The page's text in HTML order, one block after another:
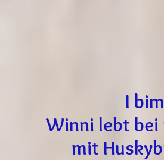
I
Winni lebt bei
mit